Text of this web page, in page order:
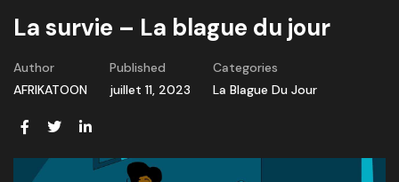
La survie – La blague du jour
Author
AFRIKATOON
Published
juillet 11, 2023
Categories
La Blague Du Jour